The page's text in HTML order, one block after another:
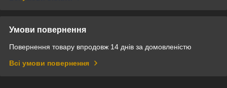
Умови повернення
Повернення товару впродовж 14 днів за домовленістю
Всі умови повернення